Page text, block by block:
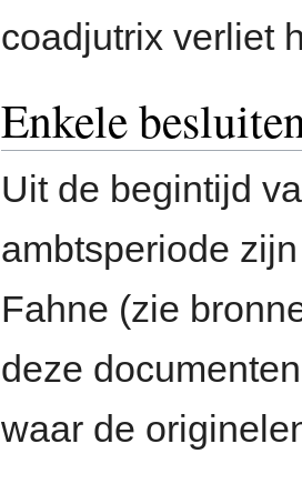
coadjutrix verliet
Enkele
Uit de begintijd
ambtsperiode
Fahne (zie
deze
waar de